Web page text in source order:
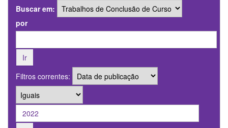
Buscar em:
por
Filtros correntes: